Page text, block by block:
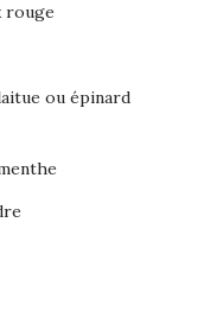
rouge
ou épinard